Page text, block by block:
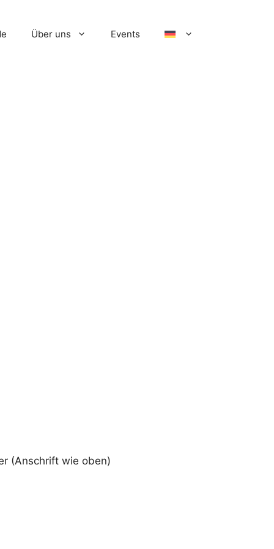
Über uns Events
(Anschrift wie oben)